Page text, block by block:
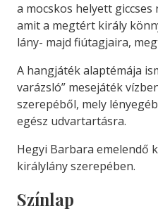
a mocskos helyett
amit a megtért király
lány- majd fiútagjaira,
A hangjáték alaptémája
varázsló” mesejáték
szerepéből, mely
egész udvartartásra.
Hegyi Barbara emelendő
királylány szerepében.
Színlap